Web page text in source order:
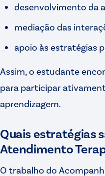
desenvolvimento da
mediação das
apoio às estratégias
Assim, o estudante
para participar
aprendizagem.
Quais estratégias
Atendimento
O trabalho do